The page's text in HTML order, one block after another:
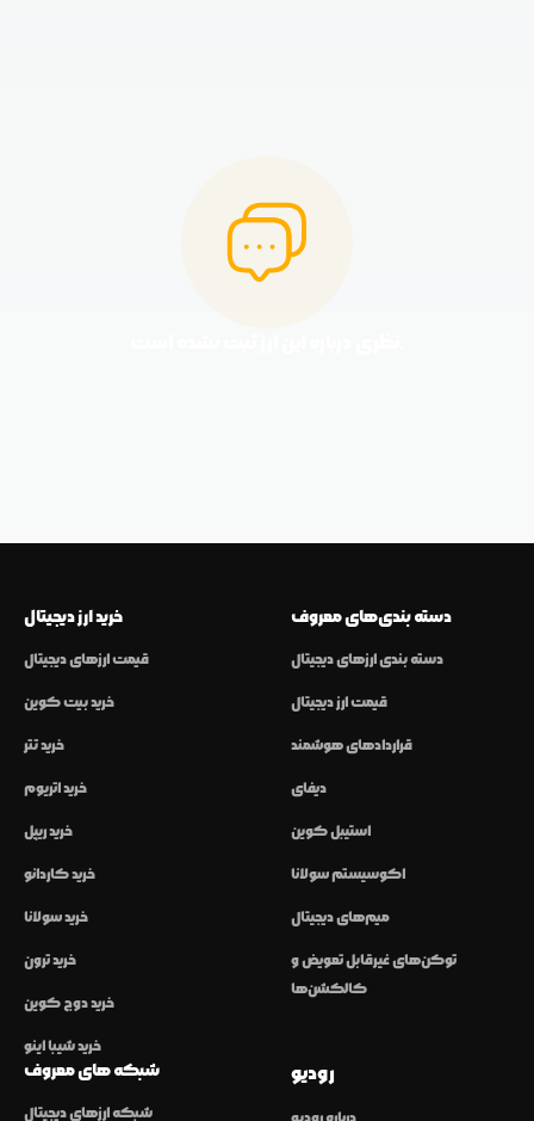
خرید ارز دیجیتال
قیمت ارزهای دیجیتال
خرید بیت کوین
خرید تتر
خرید اتریوم
خرید ریپل
خرید کاردانو
خرید سولانا
خرید ترون
خرید دوج کوین
خرید شیبا اینو
دسته بندی‌های معروف
دسته بندی ارزهای دیجیتال
قیمت ارز دیجیتال
قراردادهای هوشمند
دیفای
استیبل کوین
اکوسیستم سولانا
میم‌های دیجیتال
توکن‌های غیرقابل تعویض و
کالکشن‌ها
شبکه های معروف
شبکه ارزهای دیجیتال
رودیو